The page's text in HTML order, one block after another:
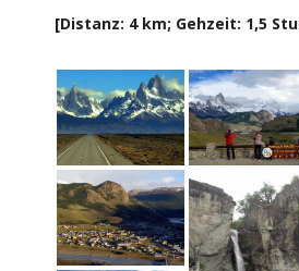
[Distanz: 4 km; Gehzeit: 1,5